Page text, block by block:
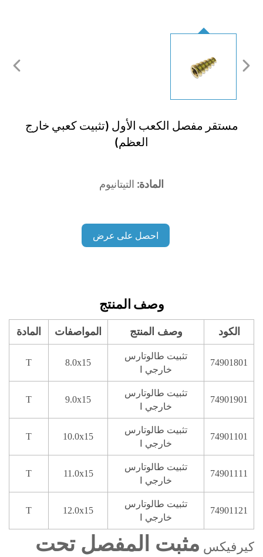
مستقر مفصل الكعب الأول (تثبيت كعبي خارج
العظم)
المادة: التيتانيوم
احصل على عرض
وصف المنتج
الكود وصف المنتج المواصفات المادة
74901801
تثبيت طالوتارس
خارجي Ⅰ
8.0x15
T
74901901
تثبيت طالوتارس
خارجي Ⅰ
9.0x15
T
74901101
تثبيت طالوتارس
خارجي Ⅰ
10.0x15
T
74901111
تثبيت طالوتارس
خارجي Ⅰ
11.0x15
T
74901121
تثبيت طالوتارس
خارجي Ⅰ
12.0x15
T
كيرفيكس مثبت المفصل تحت